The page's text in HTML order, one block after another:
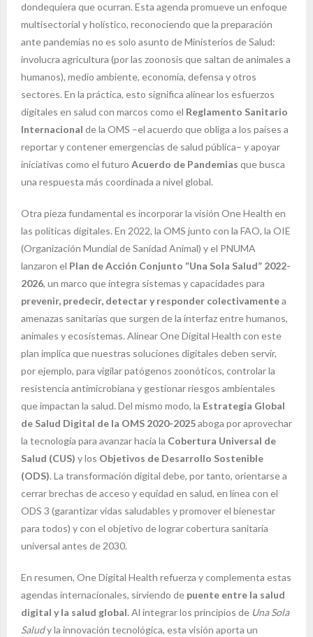
dondequiera que ocurran. Esta agenda promueve un enfoque
multisectorial y holístico, reconociendo que la preparación
ante pandemias no es solo asunto de Ministerios de Salud:
involucra agricultura (por las zoonosis que saltan de animales a
humanos), medio ambiente, economía, defensa y otros
sectores. En la práctica, esto significa alinear los esfuerzos
digitales en salud con marcos como el Reglamento Sanitario
Internacional de la OMS –el acuerdo que obliga a los países a
reportar y contener emergencias de salud pública– y apoyar
iniciativas como el futuro Acuerdo de Pandemias que busca
una respuesta más coordinada a nivel global.
Otra pieza fundamental es incorporar la visión One Health en
las políticas digitales. En 2022, la OMS junto con la FAO, la OIE
(Organización Mundial de Sanidad Animal) y el PNUMA
lanzaron el Plan de Acción Conjunto “Una Sola Salud” 2022-
2026, un marco que integra sistemas y capacidades para
prevenir, predecir, detectar y responder colectivamentea
amenazas sanitarias que surgen de la interfaz entre humanos,
animales y ecosistemas. Alinear One Digital Health con este
plan implica que nuestras soluciones digitales deben servir,
por ejemplo, para vigilar patógenos zoonóticos, controlar la
resistencia antimicrobiana y gestionar riesgos ambientales
que impactan la salud. Del mismo modo, la Estrategia Global
de Salud Digital de la OMS 2020-2025aboga por aprovechar
la tecnología para avanzar hacia la Cobertura Universal de
Salud (CUS) y los Objetivos de Desarrollo Sostenible
(ODS). La transformación digital debe, por tanto, orientarse a
cerrar brechas de acceso y equidad en salud, en línea con el
ODS 3 (garantizar vidas saludables y promover el bienestar
para todos) y con el objetivo de lograr cobertura sanitaria
universal antes de 2030.
En resumen, One Digital Health refuerza y complementa estas
agendas internacionales, sirviendo de puente entre la salud
digital y la salud global. Al integrar los principios de Una Sola
Saludy la innovación tecnológica, esta visión aporta un